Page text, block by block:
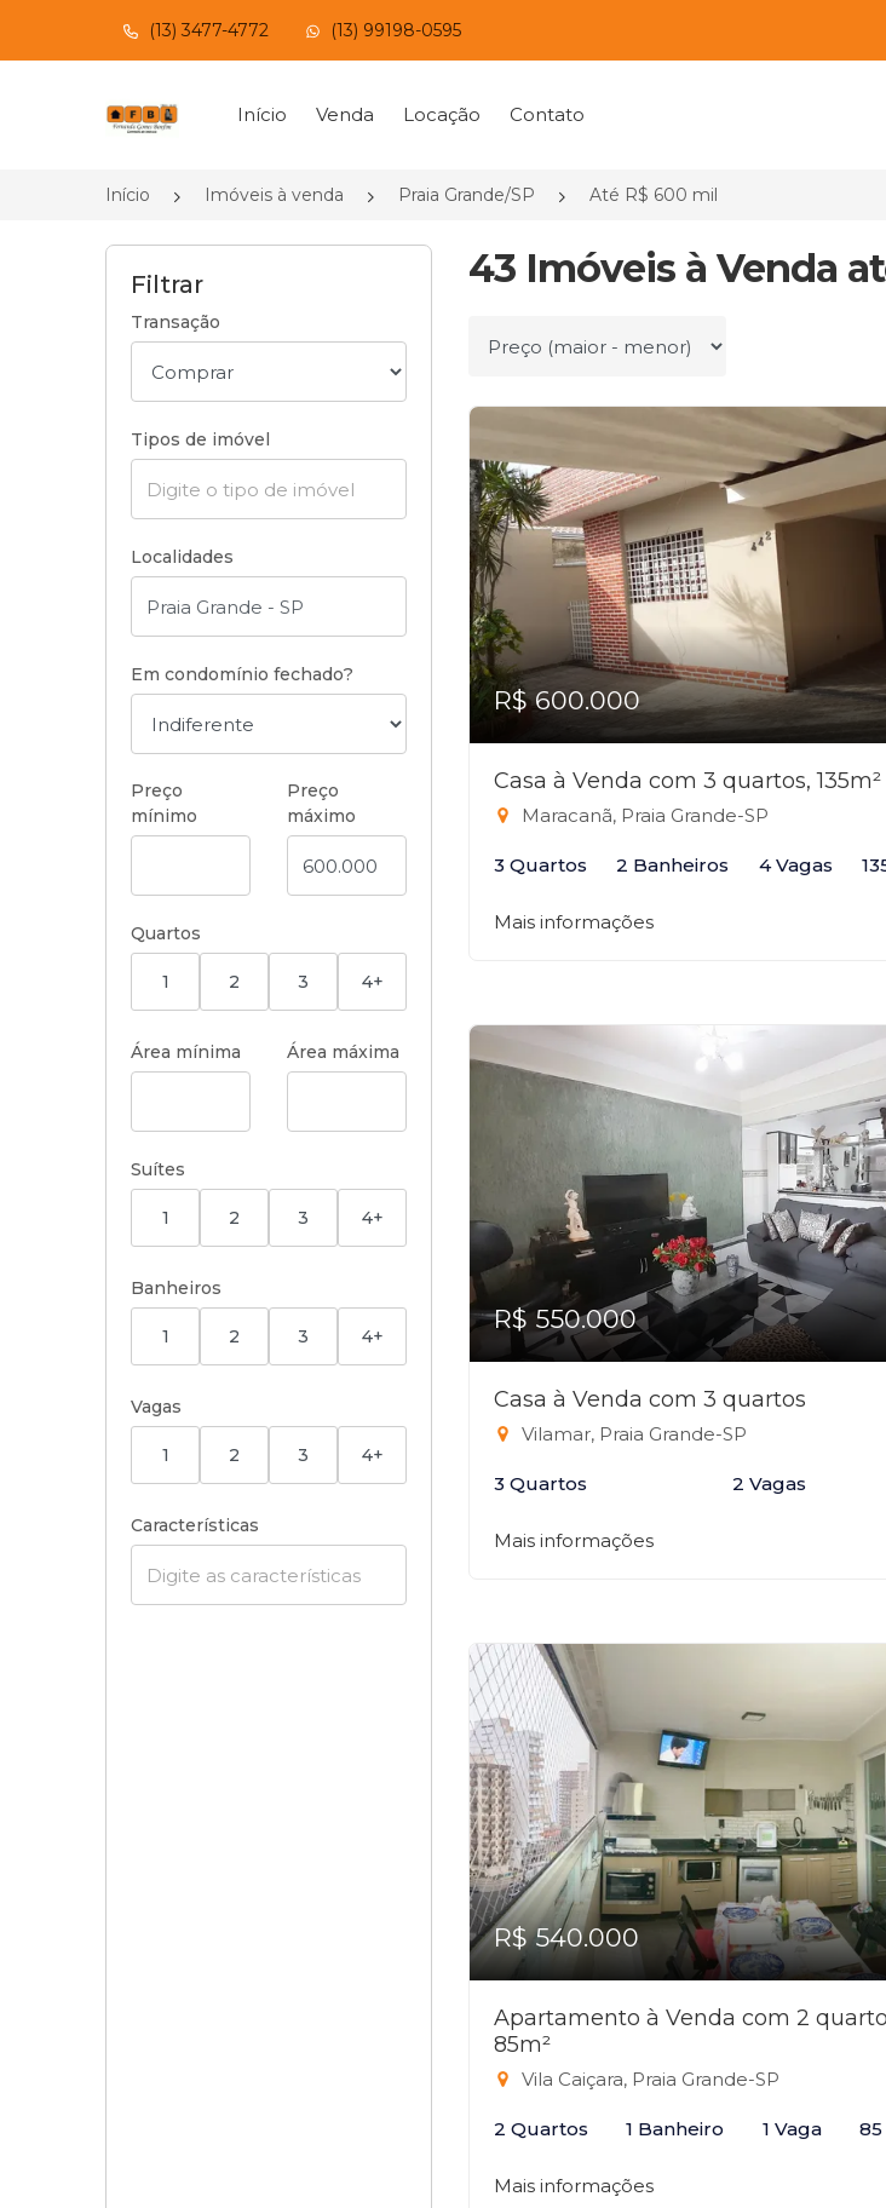
(13) 3477-4772 (13) 99198-0595
Página inicial
Início Venda Locação Contato
Início Imóveis à venda Praia Grande/SP Até R$ 600 mil
Filtrar
Transação
Tipos de imóvel
Localidades
Em condomínio fechado?
Preço
mínimo
Preço
máximo
Quartos
1 2 3 4+
Área mínima Área máxima
Suítes
1 2 3 4+
Banheiros
1 2 3 4+
Vagas
1 2 3 4+
Características
43 Imóveis à Venda
Ordenar por
R$ 600.000
Casa à Venda com 3 quartos, 135m²
Maracanã, Praia Grande-SP
3 Quartos 2 Banheiros 4 Vagas
Mais informações
R$ 550.000
Casa à Venda com 3 quartos
Vilamar, Praia Grande-SP
3 Quartos 2 Vagas
Mais informações
R$ 540.000
Apartamento à Venda com 2
85m²
Vila Caiçara, Praia Grande-SP
2 Quartos 1 Banheiro 1 Vaga 85
Mais informações